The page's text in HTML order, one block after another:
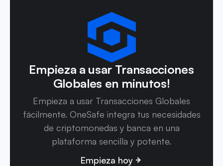
Empieza a usar Transacciones
Globales en minutos!
Empieza a usar Transacciones Globales
fácilmente. OneSafe integra tus necesidades
de criptomonedas y banca en una
plataforma sencilla y potente.
Empieza hoy